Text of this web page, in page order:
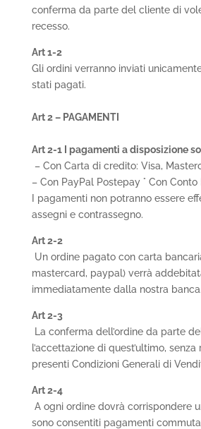
conferma da parte del cliente di
recesso.
Art 1-2
Gli ordini verranno inviati
stati pagati.
Art 2 – PAGAMENTI
Art 2-1 I pagamenti a disposizione
– Con Carta di credito: Visa,
– Con PayPal Postepay ° Con Conto
I pagamenti non potranno essere
assegni e contrassegno.
Art 2-2
Un ordine pagato con carta
mastercard, paypal) verrà
immediatamente dalla nostra banca.
Art 2-3
La conferma dell’ordine da parte
l’accettazione di quest’ultimo,
presenti Condizioni Generali di
Art 2-4
A ogni ordine dovrà corrispondere
sono consentiti pagamenti